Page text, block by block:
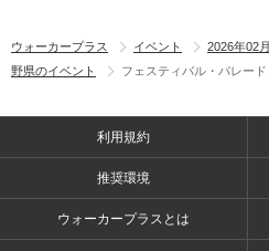
ウォーカープラス イベント 2026年02月
野県のイベント
フェスティバル・パレード
利用規約
推奨環境
ウォーカープラスとは